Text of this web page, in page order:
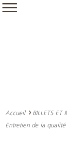
Accueil
BILLETS ET
Entretien de la